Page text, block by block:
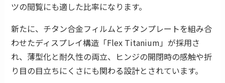
ツの閲覧にも適した比率になります。
新たに、チタン合金フィルムとチタンプレートを組み合
わせたディスプレイ構造「Flex Titanium」が採用さ
れ、薄型化と耐久性の両立、ヒンジの開閉時の感触や折
り目の目立ちにくさにも関わる設計とされています。